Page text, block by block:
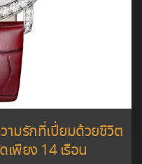
มรักที่เปี่ยมด้วยชีวิต
เพียง 14 เรือน